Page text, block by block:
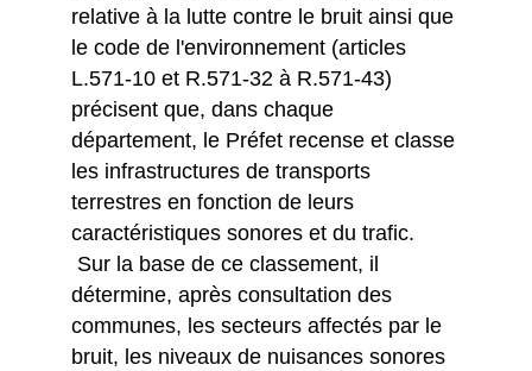
relative à la lutte contre le bruit ainsi que
le code de l'environnement (articles
L.571-10 et R.571-32 à R.571-43)
précisent que, dans chaque
département, le Préfet recense et classe
les infrastructures de transports
terrestres en fonction de leurs
caractéristiques sonores et du trafic.
Sur la base de ce classement, il
détermine, après consultation des
communes, les secteurs affectés par le
bruit, les niveaux de nuisances sonores